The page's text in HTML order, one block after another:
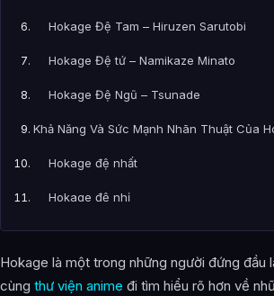
Hokage Đệ Tam – Hiruzen Sarutobi
Hokage Đệ tứ – Namikaze Minato
Hokage Đệ Ngũ – Tsunade
Khả Năng Và Sức Mạnh Nhãn Thuật Của
Hokage đệ nhất
Hokage đệ nhị
Hokage đệ tam
Hokage đệ tứ
Hokage là một trong những người đứng
cùng thư viện anime đi tìm hiểu rõ hơn về